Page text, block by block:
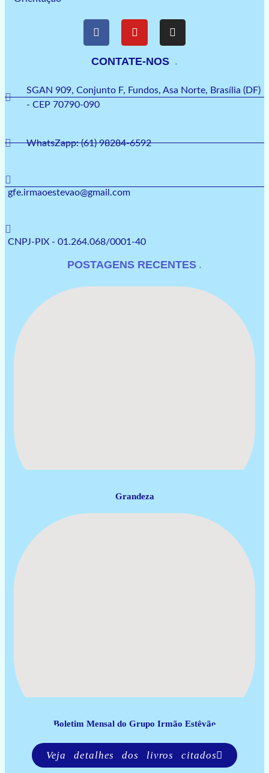
CONTATE-NOS
SGAN 909, Conjunto F, Fundos, Asa Norte, Brasília (DF)
- CEP 70790-090
WhatsZapp: (61) 98284-6592
gfe.irmaoestevao@gmail.com
CNPJ-PIX - 01.264.068/0001-40
POSTAGENS RECENTES
Grandeza
Boletim Mensal do Grupo Irmão Estêvão
Veja detalhes dos livros citados